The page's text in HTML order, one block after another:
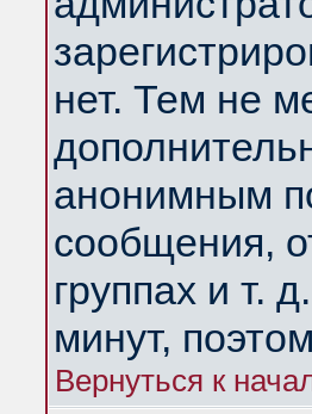
нет. Тем не
анонимным
сообщения,
группах и т.
минут,
Вернуться к